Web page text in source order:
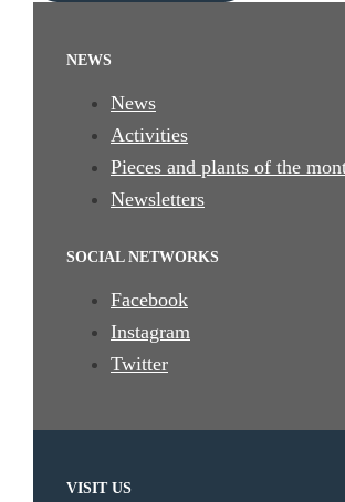
NEWS
News
Activities
Pieces and plants of the
Newsletters
SOCIAL NETWORKS
Facebook
Instagram
Twitter
VISIT US